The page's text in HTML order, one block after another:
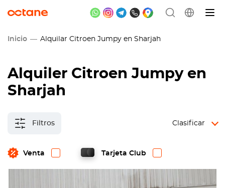
Inicio Alquilar Citroen Jumpy en Sharjah
Alquiler Citroen Jumpy en
Sharjah
Filtros
Venta Tarjeta Club
Clasificar